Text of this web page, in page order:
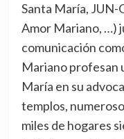
Santa María, JUN-
Amor Mariano, …)
comunicación
Mariano profesan
María en su
templos,
miles de hogares